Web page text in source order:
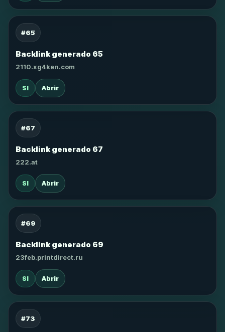
#65
Backlink generado 65
2110.xg4ken.com
SI Abrir
#67
Backlink generado 67
222.at
SI Abrir
#69
Backlink generado 69
23feb.printdirect.ru
SI Abrir
#73